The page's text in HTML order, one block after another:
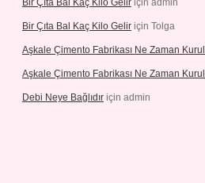
Bir Çıta Bal Kaç Kilo Gelir için admin
Bir Çıta Bal Kaç Kilo Gelir için Tolga
Aşkale Çimento Fabrikası Ne Zaman
Aşkale Çimento Fabrikası Ne Zaman
Debi Neye Bağlıdır için admin